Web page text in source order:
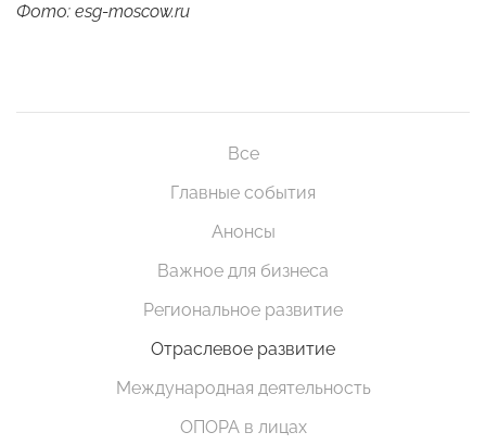
Фото: esg-moscow.ru
Все
Главные события
Анонсы
Важное для бизнеса
Региональное развитие
Отраслевое развитие
Международная деятельность
ОПОРА в лицах